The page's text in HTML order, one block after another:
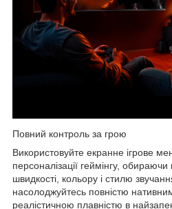
Повний контроль за грою
Використовуйте екранне ігрове
персоналізації геймінгу,
швидкості, кольору і стилю
насолоджуйтесь повністю
реалістичною плавністю в